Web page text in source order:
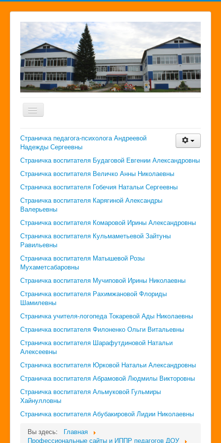
Сведения об образовательной организации
Карта сайта
Поиск
Страничка педагога-психолога Андреевой
Надежды Сергеевны
Страничка воспитателя Будаговой Евгении Александровны
Страничка воспитателя Величко Анны Николаевны
Страничка воспитателя Гобечия Натальи Сергеевны
Страничка воспитателя Карягиной Александры
Валерьевны
Страничка воспитателя Комаровой Ирины Александровны
Страничка воспитателя Кульмаметьевой Зайтуны
Равильевны
Страничка воспитателя Матышевой Розы
Мухаметсабаровны
Страничка воспитателя Мучиповой Ирины Николаевны
Страничка воспитателя Рахимжановой Флориды
Шамилевны
Страничка учителя-логопеда Токаревой Ады Николаевны
Страничка воспитателя Филоненко Ольги Витальевны
Страничка воспитателя Шарафутдиновой Натальи
Алексеевны
Страничка воспитателя Юрковой Натальи Александровны
Страничка воспитателя Абрамовой Людмилы Викторовны
Страничка воспитателя Альмуковой Гульмиры
Хайнулловны
Страничка воспитателя Абубакировой Лидии Николаевны
Вы здесь:
Главная
Профессиональные сайты и ИППР педагогов ДОУ